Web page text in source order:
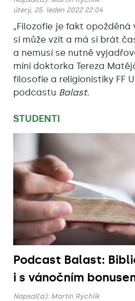
úterý, 25. leden 2022 22:04
„Filozofie je fakt opožděná
si může vzít a má si brát
a nemusí se nutně
míní doktorka Tereza
filosofie a religionistiky FF
podcastu Balast.
STUDENTI
Podcast Balast:
i s vánočním
Napsal(a): Martin Rychlík